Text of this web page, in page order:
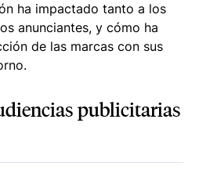
ha impactado tanto a los
anunciantes, y cómo ha
de las marcas con sus
publicitarias